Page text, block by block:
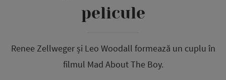
pelicule
Renee Zellweger și Leo Woodall formează un cuplu în
filmul Mad About The Boy.